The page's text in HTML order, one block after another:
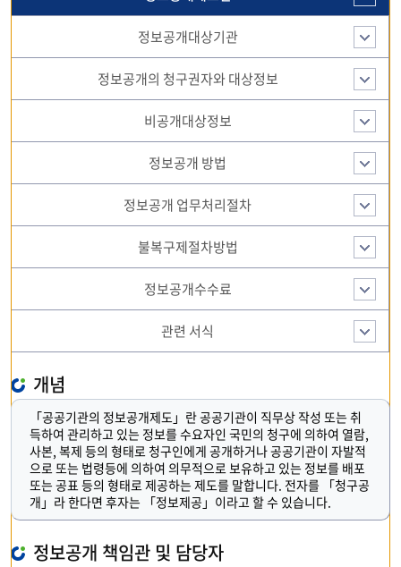
정보공개대상기관
정보공개의 청구권자와 대상정보
비공개대상정보
정보공개 방법
정보공개 업무처리절차
불복구제절차방법
정보공개수수료
관련 서식
개념
「공공기관의 정보공개제도」란 공공기관이 직무상 작성 또는 취
득하여 관리하고 있는 정보를 수요자인 국민의 청구에 의하여 열람,
사본, 복제 등의 형태로 청구인에게 공개하거나 공공기관이 자발적
으로 또는 법령등에 의하여 의무적으로 보유하고 있는 정보를 배포
또는 공표 등의 형태로 제공하는 제도를 말합니다. 전자를 「청구공
개」라 한다면 후자는 「정보제공」이라고 할 수 있습니다.
정보공개 책임관 및 담당자